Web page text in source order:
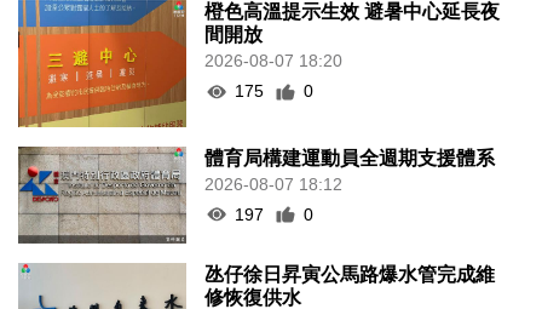
橙色高溫提示生效 避暑中心延長夜
間開放
2026-08-07 18:20
175
0
體育局構建運動員全週期支援體系
2026-08-07 18:12
197
0
氹仔徐日昇寅公馬路爆水管完成維
修恢復供水